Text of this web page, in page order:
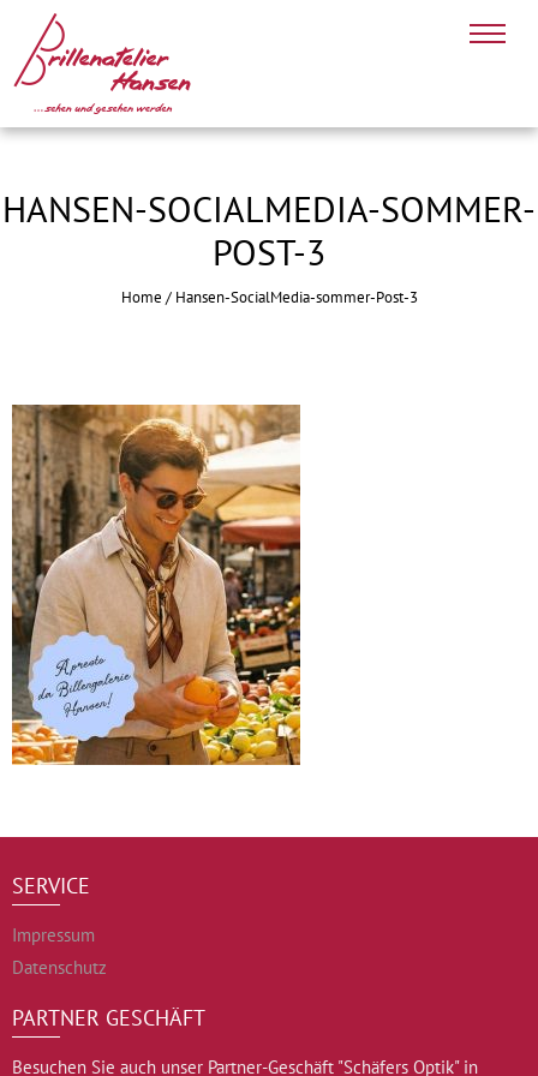
HANSEN-SOCIALMEDIA-SOMMER-
POST-3
Home / Hansen-SocialMedia-sommer-Post-3
SERVICE
Impressum
Datenschutz
PARTNER GESCHÄFT
Besuchen Sie auch unser Partner-Geschäft "Schäfers Optik" in